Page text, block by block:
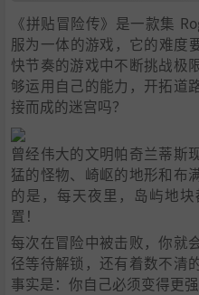
《拼贴冒险传》是一款集
服为一体的游戏，它的难
快节奏的游戏中不断挑战极
够运用自己的能力，开拓道
接而成的迷宫吗？
曾经伟大的文明帕奇兰蒂斯
猛的怪物、崎岖的地形和布
的是，每天夜里，岛屿地
置！
每次在冒险中被击败，你就
径等待解锁，还有着数不清
事实是：你自己必须变得更强